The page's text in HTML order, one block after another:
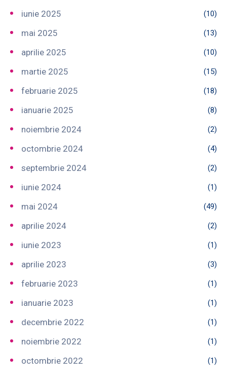
iunie 2025 (10)
mai 2025 (13)
aprilie 2025 (10)
martie 2025 (15)
februarie 2025 (18)
ianuarie 2025 (8)
noiembrie 2024 (2)
octombrie 2024 (4)
septembrie 2024 (2)
iunie 2024 (1)
mai 2024 (49)
aprilie 2024 (2)
iunie 2023 (1)
aprilie 2023 (3)
februarie 2023 (1)
ianuarie 2023 (1)
decembrie 2022 (1)
noiembrie 2022 (1)
octombrie 2022 (1)